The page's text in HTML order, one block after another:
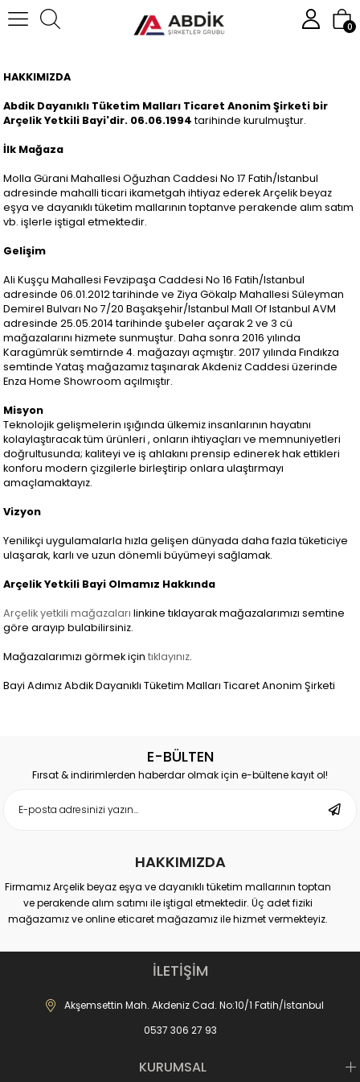
0
HAKKIMIZDA
Abdik Dayanıklı Tüketim Malları Ticaret Anonim Şirketi bir
Arçelik Yetkili Bayi'dir. 06.06.1994tarihinde kurulmuştur.
İlk Mağaza
Molla Gürani Mahallesi Oğuzhan Caddesi No 17 Fatih/Istanbul
adresinde mahalli ticari ikametgah ihtiyaz ederek Arçelik beyaz
eşya ve dayanıklı tüketim mallarının toptanve perakende alım satım
vb. işlerle iştigal etmektedir.
Gelişim
Ali Kuşçu Mahallesi Fevzipaşa Caddesi No 16 Fatih/Istanbul
adresinde 06.01.2012 tarihinde ve Ziya Gökalp Mahallesi Süleyman
Demirel Bulvarı No 7/20 Başakşehir/Istanbul Mall Of Istanbul AVM
adresinde 25.05.2014 tarihinde şubeler açarak 2 ve 3 cü
mağazalarını hizmete sunmuştur. Daha sonra 2016 yılında
Karagümrük semtirnde 4. mağazayı açmıştır. 2017 yılında Fındıkza
semtinde Yataş mağazamız taşınarak Akdeniz Caddesi üzerinde
Enza Home Showroom açılmıştır.
Misyon
Teknolojik gelişmelerin ışığında ülkemiz insanlarının hayatını
kolaylaştıracak tüm ürünleri , onların ihtiyaçları ve memnuniyetleri
doğrultusunda; kaliteyi ve iş ahlakını prensip edinerek hak ettikleri
konforu modern çizgilerle birleştirip onlara ulaştırmayı
amaçlamaktayız.
Vizyon
Yenilikçi uygulamalarla hızla gelişen dünyada daha fazla tüketiciye
ulaşarak, karlı ve uzun dönemli büyümeyi sağlamak.
Arçelik Yetkili Bayi Olmamız Hakkında
Arçelik yetkili mağazaları linkine tıklayarak mağazalarımızı semtine
göre arayıp bulabilirsiniz.
Mağazalarımızı görmek içintıklayınız.
Bayi Adımız Abdik Dayanıklı Tüketim Malları Ticaret Anonim Şirketi
E-BÜLTEN
Fırsat & indirimlerden haberdar olmak için e-bültene kayıt ol!
HAKKIMIZDA
Firmamız Arçelik beyaz eşya ve dayanıklı tüketim mallarının toptan
ve perakende alım satımı ile iştigal etmektedir. Üç adet fiziki
mağazamız ve online eticaret mağazamız ile hizmet vermekteyiz.
Merkez Mağaza:
Akdeniz Cad. No: 10 Fatih-İstanbul
İletişim : 0537 306 81 68
-------------------------------
Fevzipaşa Cad. No:221 Fatih-İstanbul
-------------------------------
İLETİŞİM
Akşemsettin Mah. Akdeniz Cad. No:10/1 Fatih/İstanbul
0537 306 27 93
KURUMSAL